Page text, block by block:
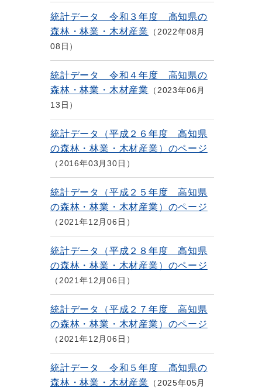
統計データ 令和３年度 高知県の
森林・林業・木材産業
2022年08月
08日
統計データ 令和４年度 高知県の
森林・林業・木材産業
2023年06月
13日
統計データ（平成２６年度 高知県
の森林・林業・木材産業）のページ
2016年03月30日
統計データ（平成２５年度 高知県
の森林・林業・木材産業）のページ
2021年12月06日
統計データ（平成２８年度 高知県
の森林・林業・木材産業）のページ
2021年12月06日
統計データ（平成２７年度 高知県
の森林・林業・木材産業）のページ
2021年12月06日
統計データ 令和５年度 高知県の
森林・林業・木材産業
2025年05月